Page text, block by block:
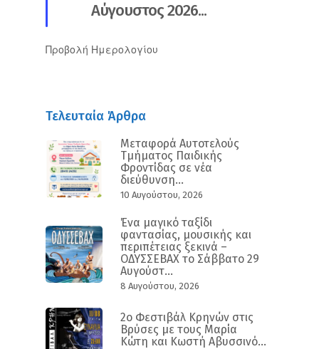
Αύγουστος 2026...
Προβολή Ημερολογίου
Τελευταία Άρθρα
Mεταφορά Αυτοτελούς
Τμήματος Παιδικής
Φροντίδας σε νέα
διεύθυνση...
10 Αυγούστου, 2026
Ένα μαγικό ταξίδι
φαντασίας, μουσικής και
περιπέτειας ξεκινά –
ΟΔΥΣΣΕΒΑΧ το Σάββατο 29
Αυγούστ...
8 Αυγούστου, 2026
2ο Φεστιβάλ Κρηνών στις
Βρύσες με τους Μαρία
Κώτη και Κωστή Αβυσσινό...